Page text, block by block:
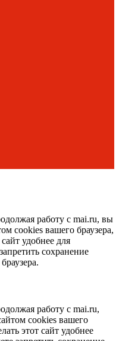
работу с mai.ru, вы
cookies вашего браузера,
удобнее для
сохранение
работу с mai.ru,
cookies вашего
этот сайт удобнее